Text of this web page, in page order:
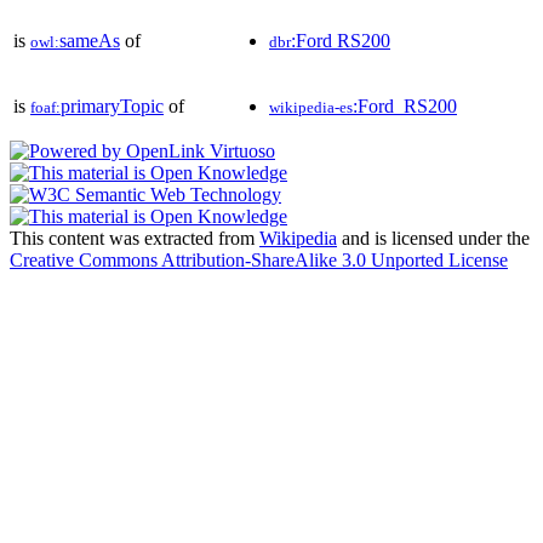
is owl:sameAs of dbr:Ford RS200
is foaf:primaryTopic of wikipedia-es:Ford_RS200
This content was extracted from Wikipedia and is licensed under the
Creative Commons Attribution-ShareAlike 3.0 Unported License